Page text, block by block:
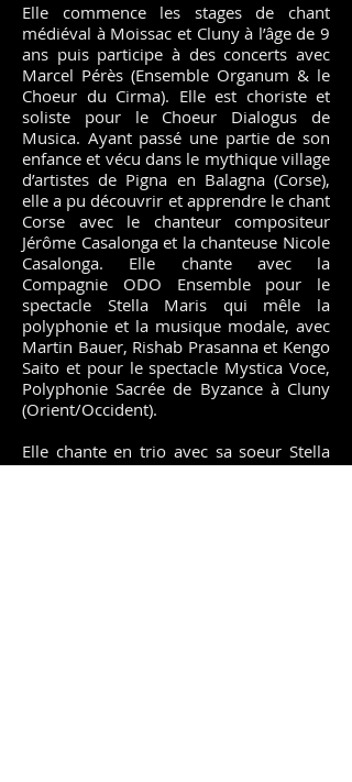
Elle commence les stages de chant
médiéval à Moissac et Cluny à l’âge de 9
ans puis participe à des concerts avec
Marcel Pérès (Ensemble Organum & le
Choeur du Cirma). Elle est choriste et
soliste pour le Choeur Dialogus de
Musica. Ayant passé une partie de son
enfance et vécu dans le mythique village
d’artistes de Pigna en Balagna (Corse),
elle a pu découvrir et apprendre le chant
Corse avec le chanteur compositeur
Jérôme Casalonga et la chanteuse Nicole
Casalonga. Elle chante avec la
Compagnie ODO Ensemble pour le
spectacle Stella Maris qui mêle la
polyphonie et la musique modale, avec
Martin Bauer, Rishab Prasanna et Kengo
Saito et pour le spectacle Mystica Voce,
Polyphonie Sacrée de Byzance à Cluny
(Orient/Occident).
Elle chante en trio avec sa soeur Stella
Merigoux et sa mère Claire Merigoux, «